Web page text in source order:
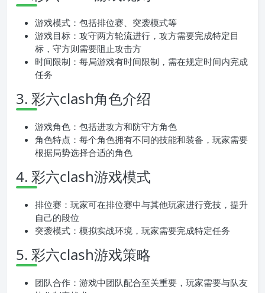
游戏模式：包括排位赛、突袭模式等
游戏目标：攻守两方轮流进行，攻方需要完成特定目
标，守方则需要阻止攻击方
时间限制：每局游戏有时间限制，需在规定时间内完成
任务
3. 彩六clash角色介绍
游戏角色：包括进攻方和防守方角色
角色特点：每个角色拥有不同的技能和装备，玩家需要
根据局势选择合适的角色
4. 彩六clash游戏模式
排位赛：玩家可在排位赛中与其他玩家进行竞技，提升
自己的段位
突袭模式：模拟实战环境，玩家需要完成特定任务
5. 彩六clash游戏策略
团队合作：游戏中团队配合至关重要，玩家需要与队友